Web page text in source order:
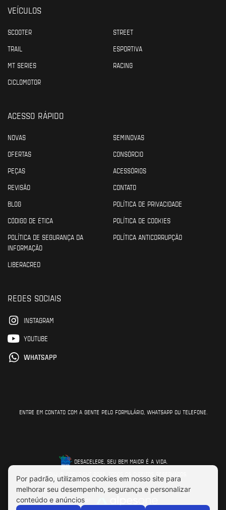
VEÍCULOS
SCOOTER
STREET
TRAIL
ESPORTIVA
MT SERIES
RACING
CICLOMOTOR
ACESSO RÁPIDO
NOVAS
SEMINOVAS
OFERTAS
CONSÓRCIO
PEÇAS
ACESSÓRIOS
REVISÃO
CONTATO
BLOG
POLÍTICA DE PRIVACIDADE
CÓDIGO DE ÉTICA
POLÍTICA DE COOKIES
POLÍTICA DE SEGURANÇA DA
INFORMAÇÃO
POLÍTICA ANTICORRUPÇÃO
LIBERACRED
REDES SOCIAIS
INSTAGRAM
YOUTUBE
WHATSAPP
ENTRE EM CONTATO COM A GENTE PELO FORMULÁRIO, WHATSAPP OU TELEFONE.
DESACELERE, SEU BEM MAIOR É A VIDA.
Feito por: